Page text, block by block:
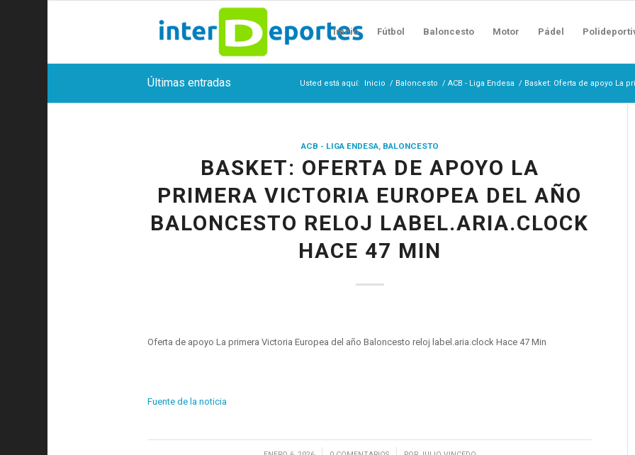
Inicio Fútbol Baloncesto Motor Pádel
Últimas entradas Usted está aquí: Inicio / Baloncesto / ACB - Liga Endesa / Basket: Oferta de apoyo La
ACB - LIGA ENDESA, BALONCESTO
BASKET: OFERTA DE APOYO LA
PRIMERA VICTORIA EUROPEA DEL AÑO
BALONCESTO RELOJ LABEL.ARIA.CLOCK
HACE 47 MIN
Oferta de apoyo La primera Victoria Europea del año Baloncesto reloj label.aria.clock Hace 47 Min
Fuente de la noticia